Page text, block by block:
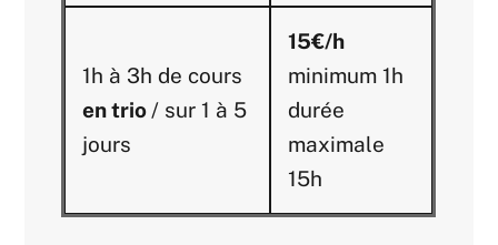
1h à 3h de cours
en trio / sur 1 à 5
jours
15€/h
minimum 1h
durée
maximale
15h